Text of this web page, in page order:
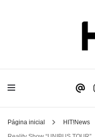
Página inicial HIT!News